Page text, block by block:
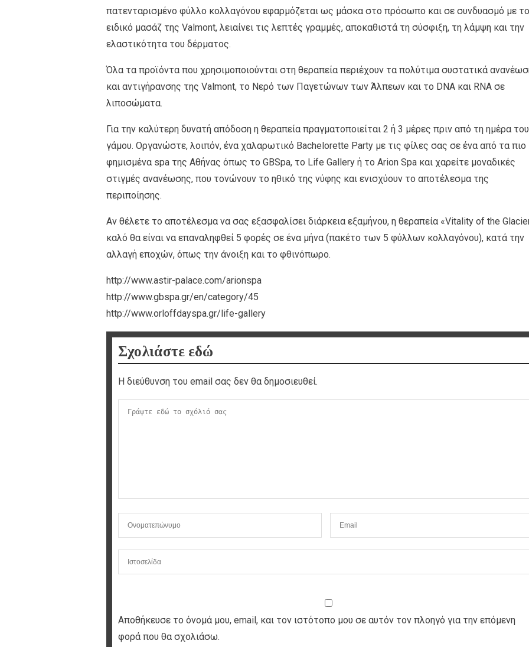
πατενταρισμένο φύλλο κολλαγόνου εφαρμόζεται ως μάσκα στο πρόσωπο και σε συνδυασμό με το
ειδικό μασάζ της Valmont, λειαίνει τις λεπτές γραμμές, αποκαθιστά τη σύσφιξη, τη λάμψη και την
ελαστικότητα του δέρματος.
Όλα τα προϊόντα που χρησιμοποιούνται στη θεραπεία περιέχουν τα πολύτιμα συστατικά
και αντιγήρανσης της Valmont, το Νερό των Παγετώνων των Άλπεων και το DNA και RNA σε
λιποσώματα.
Για την καλύτερη δυνατή απόδοση η θεραπεία πραγματοποιείται 2 ή 3 μέρες πριν από τη ημέρα του
γάμου. Οργανώστε, λοιπόν, ένα χαλαρωτικό Bachelorette Party με τις φίλες σας σε ένα από τα πιο
φημισμένα spa της Αθήνας όπως το GBSpa, το Life Gallery ή το Arion Spa και χαρείτε μοναδικές
στιγμές ανανέωσης, που τονώνουν το ηθικό της νύφης και ενισχύουν το αποτέλεσμα της
περιποίησης.
Αν θέλετε το αποτέλεσμα να σας εξασφαλίσει διάρκεια εξαμήνου, η θεραπεία «Vitality of the
καλό θα είναι να επαναληφθεί 5 φορές σε ένα μήνα (πακέτο των 5 φύλλων κολλαγόνου), κατά την
αλλαγή εποχών, όπως την άνοιξη και το φθινόπωρο.
http://www.astir-palace.com/arionspa
http://www.gbspa.gr/en/category/45
http://www.orloffdayspa.gr/life-gallery
Σχολιάστε εδώ
Η διεύθυνση του email σας δεν θα δημοσιευθεί.
Αποθήκευσε το όνομά μου, email, και τον ιστότοπο μου σε αυτόν τον πλοηγό για την επόμενη
φορά που θα σχολιάσω.